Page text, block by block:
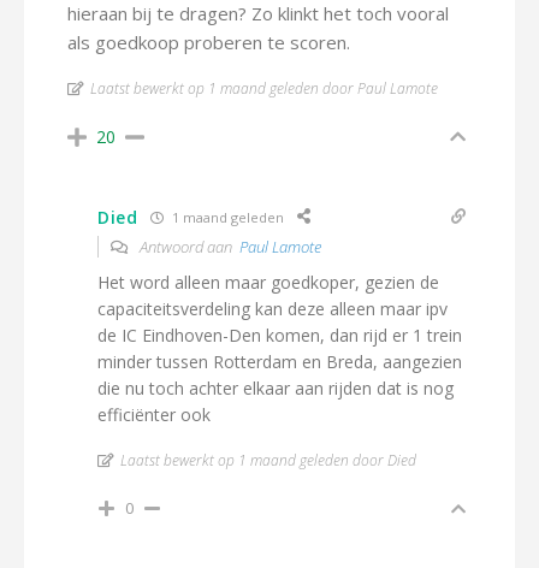
hieraan bij te dragen? Zo klinkt het toch vooral
als goedkoop proberen te scoren.
Laatst bewerkt op 1 maand geleden door Paul Lamote
20
Died 1 maand geleden
Antwoord aan Paul Lamote
Het word alleen maar goedkoper, gezien de
capaciteitsverdeling kan deze alleen maar ipv
de IC Eindhoven-Den komen, dan rijd er 1 trein
minder tussen Rotterdam en Breda, aangezien
die nu toch achter elkaar aan rijden dat is nog
efficiënter ook
Laatst bewerkt op 1 maand geleden door Died
0